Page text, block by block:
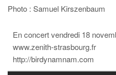
Photo : Samuel Kirszenbaum
En concert vendredi 18
www.zenith-strasbourg.fr
http://birdynamnam.com